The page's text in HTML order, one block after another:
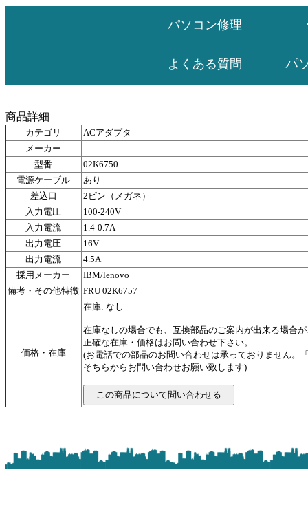
パソコン修理
よくある質問 パ
商品詳細
カテゴリ
ACアダプタ
メーカー
型番
02K6750
電源ケーブル
あり
差込口
2ピン（メガネ）
入力電圧
100-240V
入力電流
1.4-0.7A
出力電圧
16V
出力電流
4.5A
採用メーカー
IBM/lenovo
備考・その他特徴 FRU 02K6757
価格・在庫
在庫: なし
在庫なしの場合でも、互換部品のご案内が出来る場合
正確な在庫・価格はお問い合わせ下さい。
(お電話での部品のお問い合わせは承っておりません。
そちらからお問い合わせお願い致します)